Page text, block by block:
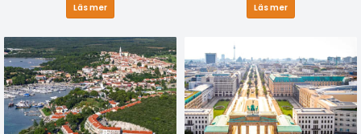
Läs mer Läs mer